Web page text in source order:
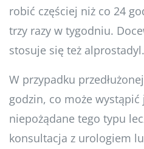
robić częściej niż co 24
trzy razy w tygodniu.
stosuje się też alprostadyl.
W przypadku
godzin, co może wystąpić
niepożądane tego typu
konsultacja z urologiem